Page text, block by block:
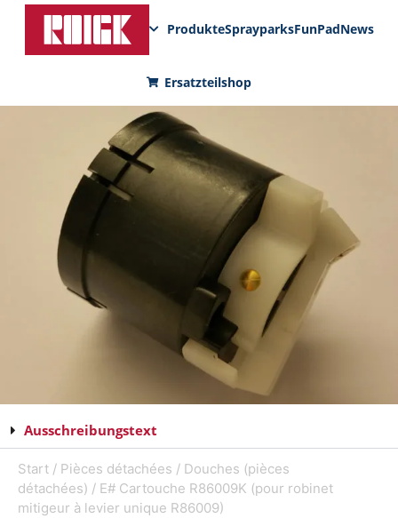
ProdukteSprayparksFunPadNews
Ersatzteilshop
Ausschreibungstext
Start / Pièces détachées / Douches (pièces
détachées) / E# Cartouche R86009K (pour robinet
mitigeur à levier unique R86009)